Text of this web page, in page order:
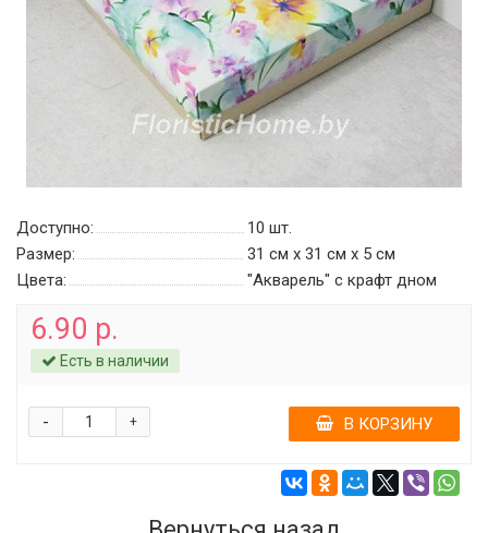
Доступно: 10 шт.
Размер:
31 см х 31 см х 5 см
Цвета:
"Акварель" c крафт дном
6.90 р.
Есть в наличии
+
- В КОРЗИНУ